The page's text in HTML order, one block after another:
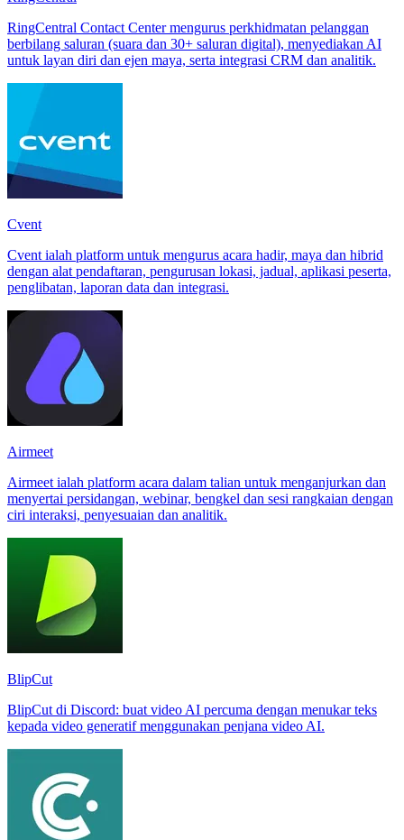
RingCentral Contact Center mengurus perkhidmatan pelanggan
berbilang saluran (suara dan 30+ saluran digital), menyediakan AI
untuk layan diri dan ejen maya, serta integrasi CRM dan analitik.
Cvent
Cvent ialah platform untuk mengurus acara hadir, maya dan hibrid
dengan alat pendaftaran, pengurusan lokasi, jadual, aplikasi peserta,
penglibatan, laporan data dan integrasi.
Airmeet
Airmeet ialah platform acara dalam talian untuk menganjurkan dan
menyertai persidangan, webinar, bengkel dan sesi rangkaian dengan
ciri interaksi, penyesuaian dan analitik.
BlipCut
BlipCut di Discord: buat video AI percuma dengan menukar teks
kepada video generatif menggunakan penjana video AI.